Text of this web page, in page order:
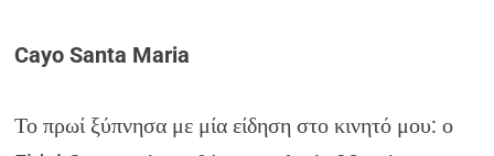
Cayo Santa Maria
Το πρωί ξύπνησα με μία είδηση στο κινητό μου: ο